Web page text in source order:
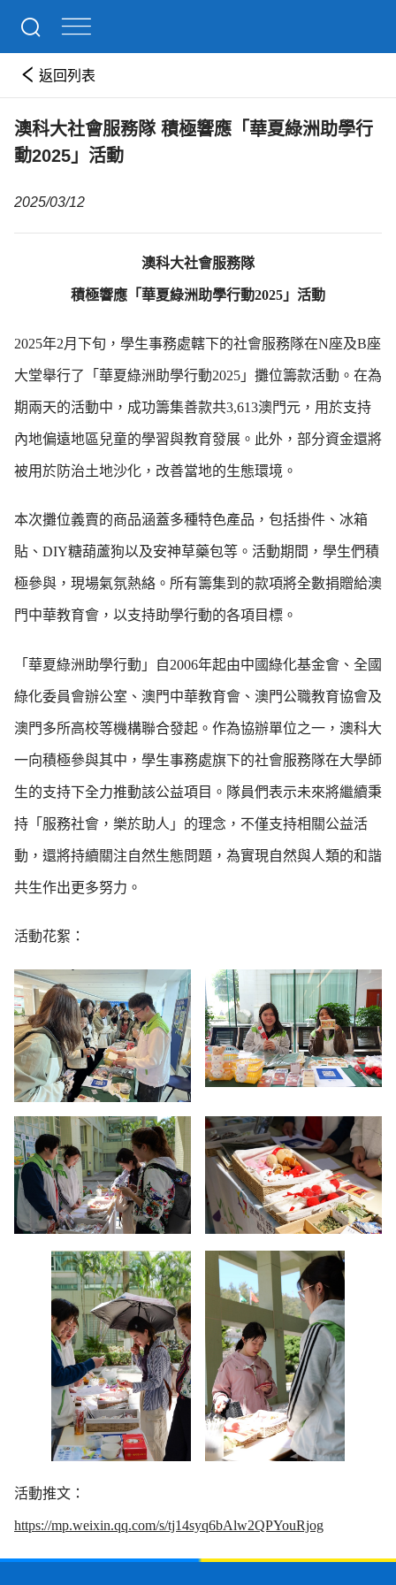
返回列表
澳科大社會服務隊 積極響應「華夏綠洲助學行
動2025」活動
2025/03/12
澳科大社會服務隊
積極響應「華夏綠洲助學行動2025」活動
2025年2月下旬，學生事務處轄下的社會服務隊在N座及B座
大堂舉行了「華夏綠洲助學行動2025」攤位籌款活動。在為
期兩天的活動中，成功籌集善款共3,613澳門元，用於支持
內地偏遠地區兒童的學習與教育發展。此外，部分資金還將
被用於防治土地沙化，改善當地的生態環境。
本次攤位義賣的商品涵蓋多種特色產品，包括掛件、冰箱
貼、DIY糖葫蘆狗以及安神草藥包等。活動期間，學生們積
極參與，現場氣氛熱絡。所有籌集到的款項將全數捐贈給澳
門中華教育會，以支持助學行動的各項目標。
「華夏綠洲助學行動」自2006年起由中國綠化基金會、全國
綠化委員會辦公室、澳門中華教育會、澳門公職教育協會及
澳門多所高校等機構聯合發起。作為協辦單位之一，澳科大
一向積極參與其中，學生事務處旗下的社會服務隊在大學師
生的支持下全力推動該公益項目。隊員們表示未來將繼續秉
持「服務社會，樂於助人」的理念，不僅支持相關公益活
動，還將持續關注自然生態問題，為實現自然與人類的和諧
共生作出更多努力。
活動花絮：
活動推文：
https://mp.weixin.qq.com/s/tj14syq6bAlw2QPYouRjog